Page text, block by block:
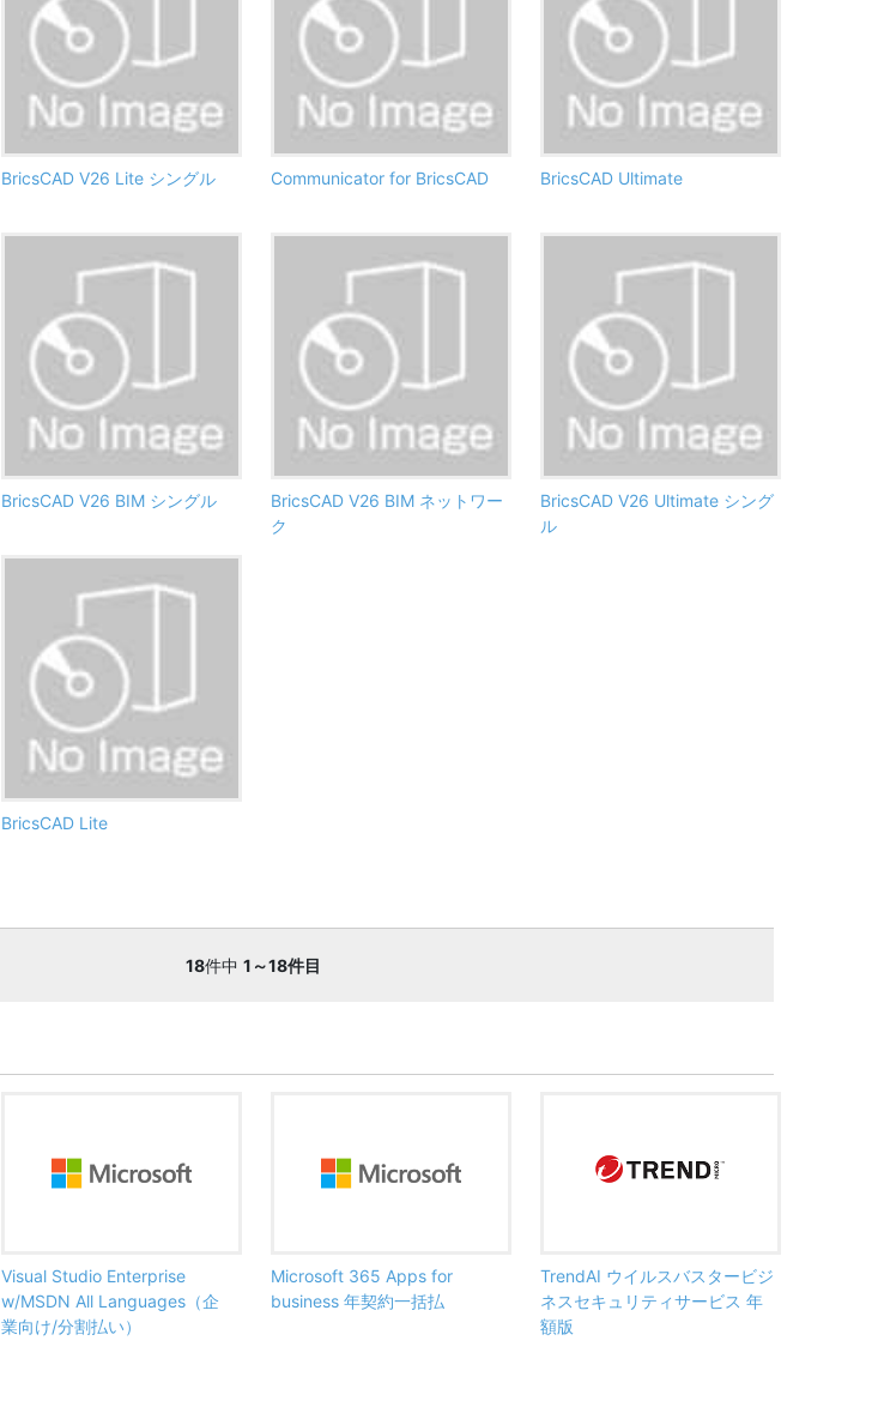
BricsCAD V26 Lite シングル Communicator for BricsCAD BricsCAD Ultimate
BricsCAD V26 BIM シングル
BricsCAD V26 BIM ネットワー
ク
BricsCAD V26 Ultimate シング
ル
BricsCAD Lite
18件中 1～18件目
Visual Studio Enterprise
w/MSDN All Languages（企
業向け/分割払い）
Microsoft 365 Apps for
business 年契約一括払
TrendAI ウイルスバスタービジ
ネスセキュリティサービス 年
額版